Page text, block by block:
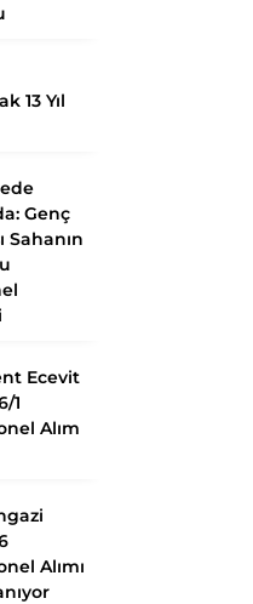
13 Yıl
Genç
Sahanın
Ecevit
1
Alım
Alımı